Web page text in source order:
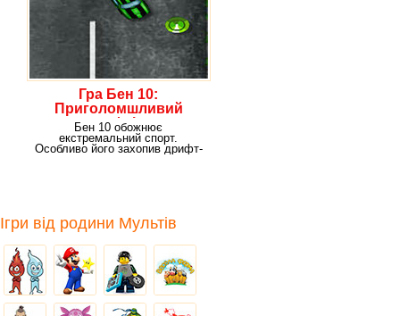
Гра Бен 10:
Приголомшливий
дрифтінг
Бен 10 обожнює
екстремальний спорт.
Особливо його захопив дрифт-
Ігри від родини Мультів